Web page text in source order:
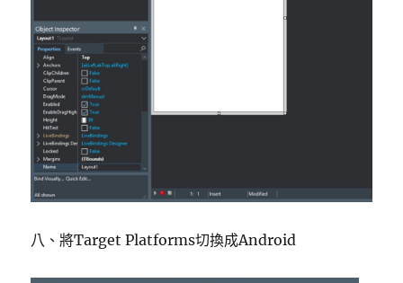
八、將Target Platforms切換成Android